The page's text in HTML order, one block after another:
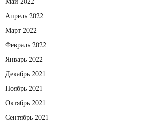
Апрель 2022
Март 2022
Февраль 2022
Январь 2022
Декабрь 2021
Ноябрь 2021
Октябрь 2021
Сентябрь 2021